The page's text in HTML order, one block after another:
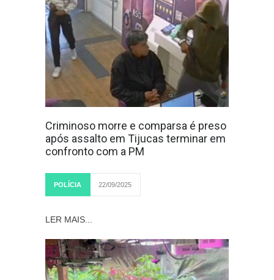
Criminoso morre e comparsa é preso
após assalto em Tijucas terminar em
confronto com a PM
POLÍCIA 22/09/2025
LER MAIS...